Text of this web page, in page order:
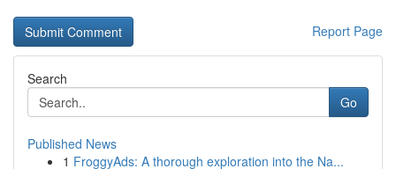
Report Page
Search
Go
Published News
1 FroggyAds: A thorough exploration into the Na...